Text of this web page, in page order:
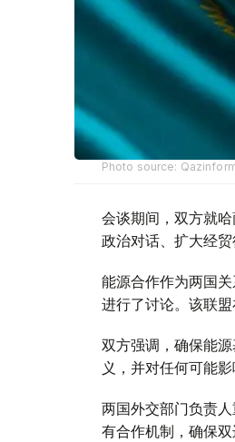
Photo source:
会谈期间，双方就
政治对话、扩大经
能源合作作为两国
进行了讨论。该联
双方强调，确保能
义，并对任何可能
两国外交部门负责
有合作机制，确保双